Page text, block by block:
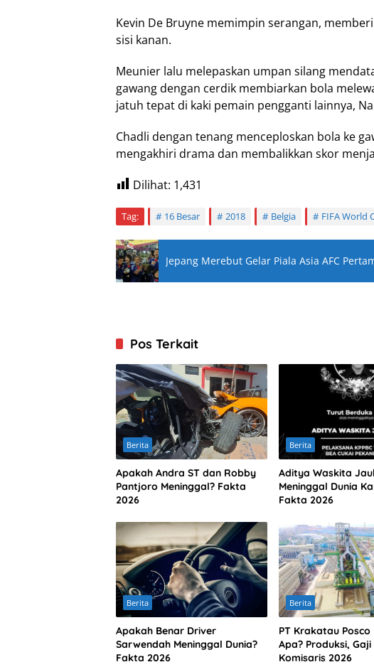
Kevin De Bruyne memimpin serangan,
sisi kanan.
Meunier lalu melepaskan umpan silang
gawang dengan cerdik membiarkan bola
jatuh tepat di kaki pemain pengganti lainnya,
Chadli dengan tenang menceploskan bola ke
mengakhiri drama dan membalikkan skor
Dilihat: 1,431
Tag: 16 Besar 2018 Belgia FIFA World
Jepang Merebut Gelar Piala Asia AFC
Pos Terkait
Berita
Apakah Andra ST dan Robby
Pantjoro Meninggal? Fakta
2026
Berita
Aditya Waskita
Meninggal Dunia
Fakta 2026
Berita
Apakah Benar Driver
Sarwendah Meninggal Dunia?
Fakta 2026
Berita
PT Krakatau Posco
Apa? Produksi, Gaji
Komisaris 2026